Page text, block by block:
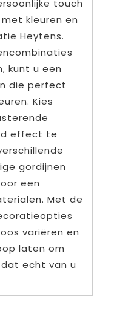
touch
kleuren en
Heytens.
kunt u een
die perfect
Kies
effect te
gordijnen
een
Met de
variëren en
laten om
echt van u